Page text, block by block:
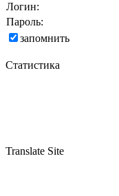
Логин:
Пароль:
запомнить
Статистика
Translate Site